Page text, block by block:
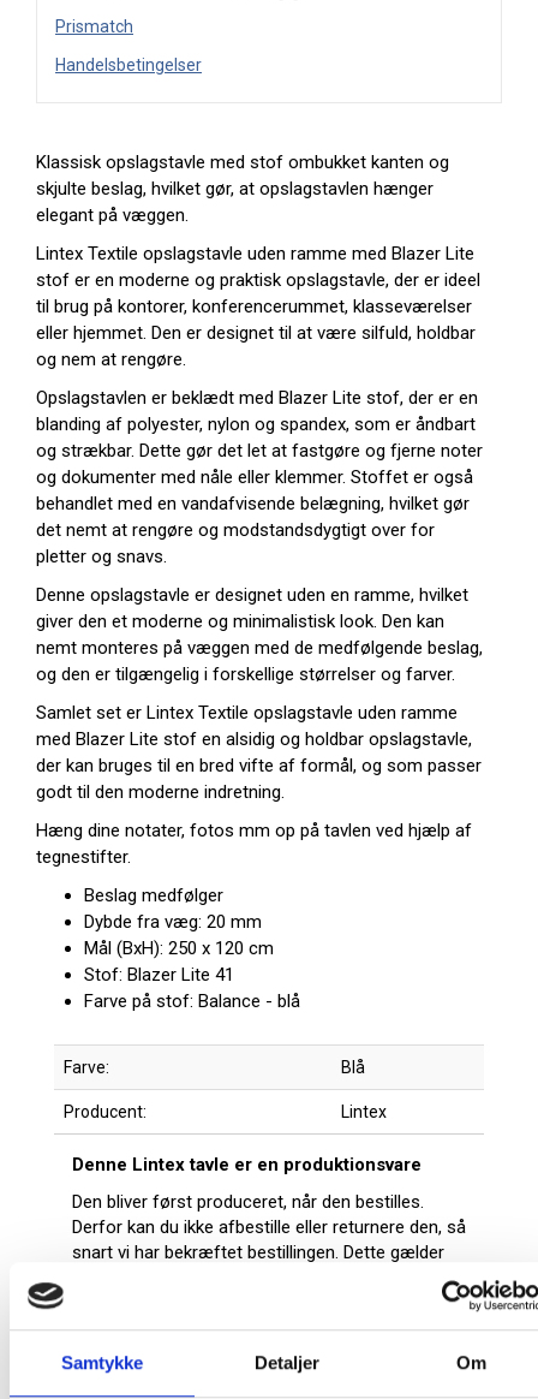
Samtykke Detaljer Om
Prismatch
Handelsbetingelser
Klassisk opslagstavle med stof ombukket kanten og
skjulte beslag, hvilket gør, at opslagstavlen hænger
elegant på væggen.
Lintex Textile opslagstavle uden ramme med Blazer Lite
stof er en moderne og praktisk opslagstavle, der er ideel
til brug på kontorer, konferencerummet, klasseværelser
eller hjemmet. Den er designet til at være silfuld, holdbar
og nem at rengøre.
Opslagstavlen er beklædt med Blazer Lite stof, der er en
blanding af polyester, nylon og spandex, som er åndbart
og strækbar. Dette gør det let at fastgøre og fjerne noter
og dokumenter med nåle eller klemmer. Stoffet er også
behandlet med en vandafvisende belægning, hvilket gør
det nemt at rengøre og modstandsdygtigt over for
pletter og snavs.
Denne opslagstavle er designet uden en ramme, hvilket
giver den et moderne og minimalistisk look. Den kan
nemt monteres på væggen med de medfølgende beslag,
og den er tilgængelig i forskellige størrelser og farver.
Samlet set er Lintex Textile opslagstavle uden ramme
med Blazer Lite stof en alsidig og holdbar opslagstavle,
der kan bruges til en bred vifte af formål, og som passer
godt til den moderne indretning.
Hæng dine notater, fotos mm op på tavlen ved hjælp af
tegnestifter.
Beslag medfølger
Dybde fra væg: 20 mm
Mål (BxH): 250 x 120 cm
Stof: Blazer Lite 41
Farve på stof: Balance - blå
Farve: Blå
Producent: Lintex
Denne Lintex tavle er en produktionsvare
Den bliver først produceret, når den bestilles.
Derfor kan du ikke afbestille eller returnere den, så
snart vi har bekræftet bestillingen. Dette gælder
skal produceres særligt til dig, tager det ca. 15-21
hverdage før varen kan leveres.